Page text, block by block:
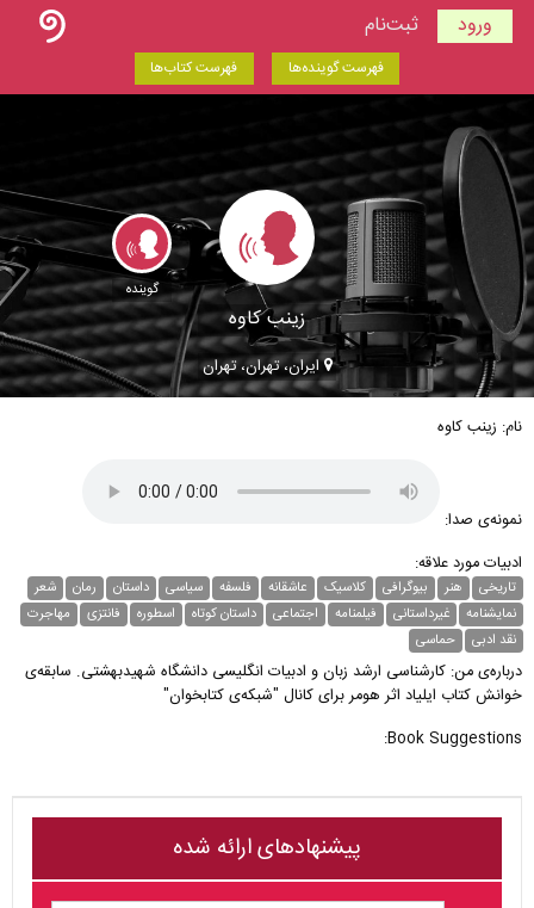
ورود ثبت‌نام
فهرست گوینده‌ها فهرست کتاب‌ها
گوینده
زینب کاوه
ایران، تهران، تهران
نام: زینب کاوه
نمونه‌ی صدا:
ادبیات مورد علاقه:
تاریخی هنر بیوگرافی کلاسیک عاشقانه فلسفه سیاسی داستان رمان
شعر
نمایشنامه
غیر‌داستانی فیلمنامه اجتماعی داستان کوتاه اسطوره فانتزی
مهاجرت
نقد ادبی
حماسی
درباره‌ی من: کارشناسی ارشد زبان و ادبیات انگلیسی دانشگاه شهیدبهشتی. سابقه‎‌ی
خوانش کتاب ایلیاد اثر هومر برای کانال "شبکه‌ی کتابخوان"
Book Suggestions:
پیشنهادهای ارائه شده